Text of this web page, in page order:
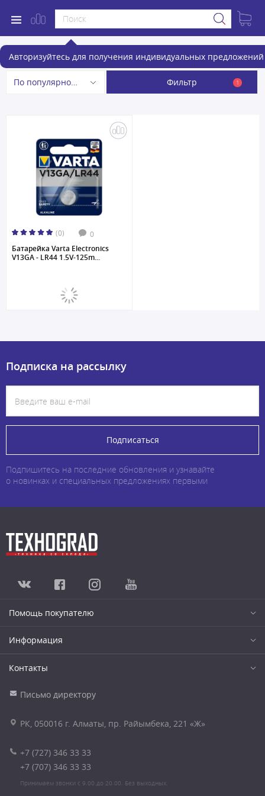
Авторизуйтесь для получения индивидуальных предложений
Батарейки
По популярности Фильтр 1
(0) 0
Батарейка Varta Electronics
V13GA - LR44 1.5V-125m...
Подписка на рассылку
Подписаться
Подпишитесь на последние обновления и узнавайте
о новинках и специальных предложениях первыми
Помощь покупателю
Информация
Контакты
Письмо директору
РК, 050016 г. Алматы, пр. Райымбека, 221 «Ж»
+7 (727) 346 33 33
+7 (707) 346 33 33
Принимаем звонки с 9.00 до 20.00. Без выходных.